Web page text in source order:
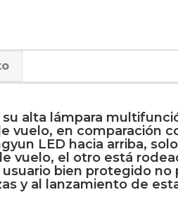
alta lámpara
en comparación
LED hacia arriba,
vuelo, el otro está
bien protegido
y al lanzamiento de